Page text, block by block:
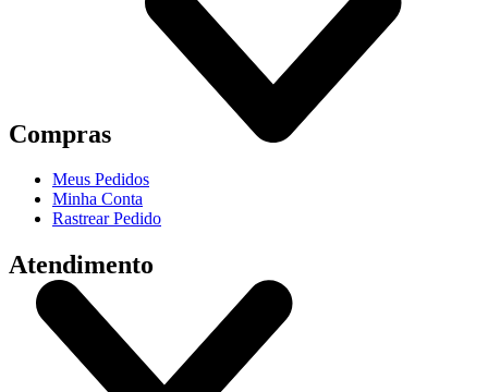
Compras
Meus Pedidos
Minha Conta
Rastrear Pedido
Atendimento